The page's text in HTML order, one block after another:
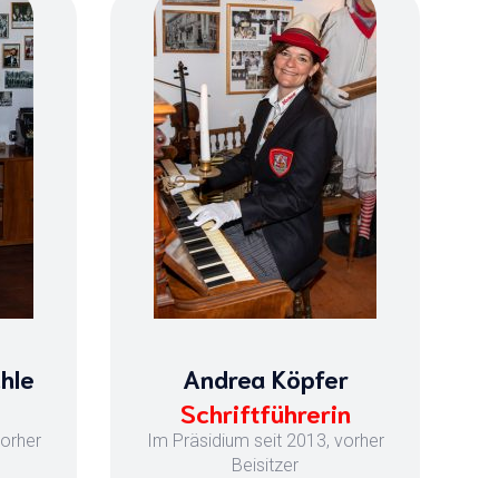
Andrea Köpfer
Schriftführerin
Im Präsidium seit 2013, vorher
Beisitzer